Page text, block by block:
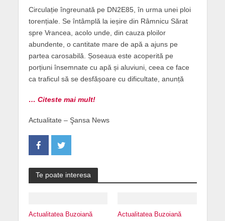
Circulație îngreunată pe DN2E85, în urma unei ploi
torențiale. Se întâmplă la ieșire din Râmnicu Sărat
spre Vrancea, acolo unde, din cauza ploilor
abundente, o cantitate mare de apă a ajuns pe
partea carosabilă. Șoseaua este acoperită pe
porțiuni însemnate cu apă și aluviuni, ceea ce face
ca traficul să se desfășoare cu dificultate, anunță
… Citeste mai mult!
Actualitate – Şansa News
Te poate interesa
Actualitatea Buzoiană Actualitatea Buzoiană